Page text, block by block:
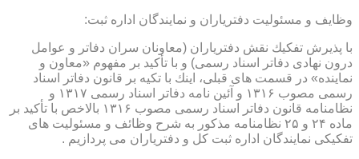
وظایف و مسئولیت دفتریاران و نمایندگان اداره ثبت:
با پذیرش تفكیك نقش دفتریاران (معاونان سران دفاتر و عوامل
درون نهادی دفاتر اسناد رسمی) و با تأكید بر مفهوم «معاون و
نماینده» در قسمت های قبلی، اینك با تكیه بر قانون دفاتر اسناد
رسمی مصوب ۱۳۱۶ و آئین نامه دفاتر اسناد رسمی ۱۳۱۷ و
نظامنامه قانون دفاتر اسناد رسمی مصوب ۱۳۱۶ بالاخص با تأكید بر
ماده ۲۴ و ۲۵ نظامنامه مذكور به شرح وظائف و مسئولیت های
تفكیكی نمایندگان اداره ثبت كل و دفتریاران می پردازیم .